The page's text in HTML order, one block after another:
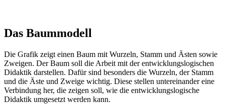
Das Baummodell
Die Grafik zeigt einen Baum mit Wurzeln, Stamm und Ästen sowie
Zweigen. Der Baum soll die Arbeit mit der entwicklungslogischen
Didaktik darstellen. Dafür sind besonders die Wurzeln, der Stamm
und die Äste und Zweige wichtig. Diese stellen untereinander eine
Verbindung her, die zeigen soll, wie die entwicklungslogische
Didaktik umgesetzt werden kann.